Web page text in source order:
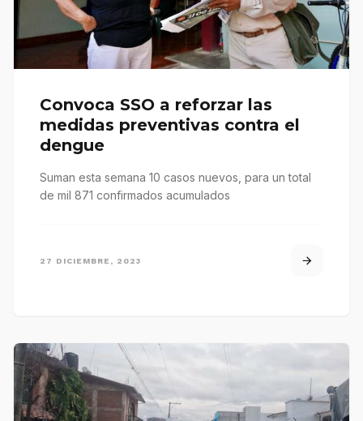
Convoca SSO a reforzar las
medidas preventivas contra el
dengue
Suman esta semana 10 casos nuevos, para un total
de mil 871 confirmados acumulados
27 DICIEMBRE, 2023